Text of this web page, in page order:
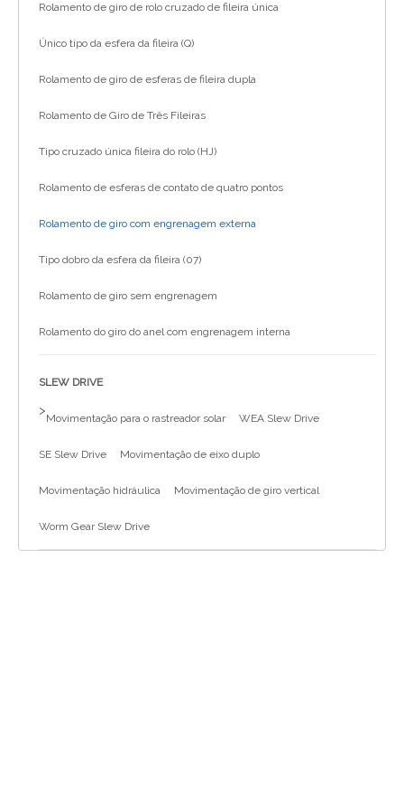
Rolamento de giro de rolo cruzado de fileira única
Único tipo da esfera da fileira (Q)
Rolamento de giro de esferas de fileira dupla
Rolamento de Giro de Três Fileiras
Tipo cruzado única fileira do rolo (HJ)
Rolamento de esferas de contato de quatro pontos
Rolamento de giro com engrenagem externa
Tipo dobro da esfera da fileira (07)
Rolamento de giro sem engrenagem
Rolamento do giro do anel com engrenagem interna
SLEW DRIVE
>
Movimentação para o rastreador solar WEA Slew Drive
SE Slew Drive Movimentação de eixo duplo
Movimentação hidráulica Movimentação de giro vertical
Worm Gear Slew Drive